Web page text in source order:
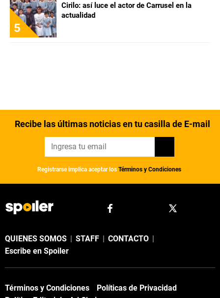
5
Cirilo: así luce el actor de Carrusel en la
actualidad
Recibe las últimas noticias en tu casilla de E-mail
Registrarse implica aceptar los Términos y Condiciones
QUIENES SOMOS | STAFF | CONTACTO |
Escribe en Spoiler
Términos y Condiciones
Políticas de Privacidad